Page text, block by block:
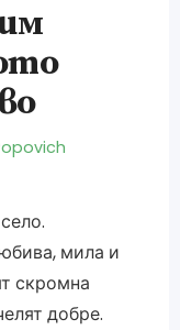
мила и
скромна
добре.